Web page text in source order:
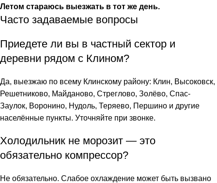
Летом стараюсь выезжать в тот же день.
Часто задаваемые вопросы
Приедете ли вы в частный сектор и
деревни рядом с Клином?
Да, выезжаю по всему Клинскому району: Клин, Высоковск,
Решетниково, Майданово, Стреглово, Золёво, Спас-
Заулок, Воронино, Нудоль, Теряево, Першино и другие
населённые пункты. Уточняйте при звонке.
Холодильник не морозит — это
обязательно компрессор?
Не обязательно. Слабое охлаждение может быть вызвано